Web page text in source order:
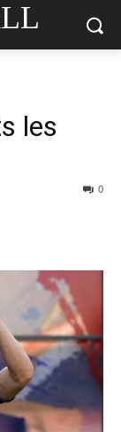
les
0